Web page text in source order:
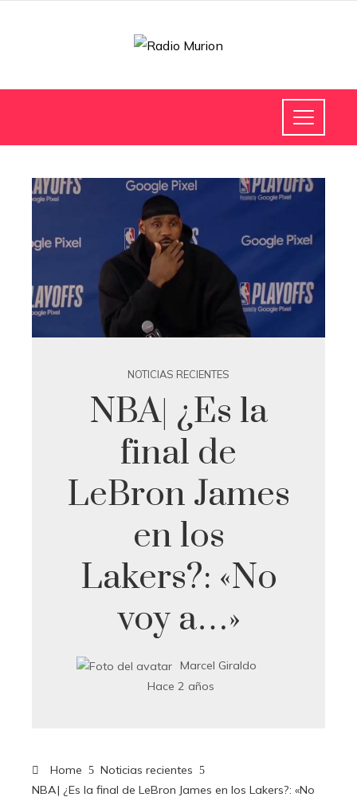
NOTICIAS RECIENTES
NBA| ¿Es la
final de
LeBron James
en los
Lakers?: «No
voy a…»
Marcel Giraldo
Hace 2 años
Home
Noticias recientes
NBA| ¿Es la final de LeBron James en los Lakers?: «No